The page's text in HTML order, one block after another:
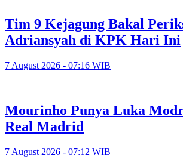
Tim 9 Kejagung Bakal
Adriansyah di KPK Hari Ini
7 August 2026 - 07:16 WIB
Mourinho Punya Luka
Real Madrid
7 August 2026 - 07:12 WIB